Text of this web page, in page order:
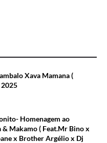
Xava Mamana (
Homenagem ao
& Makamo ( Feat.Mr Bino x
x Brother Argélio x Dj